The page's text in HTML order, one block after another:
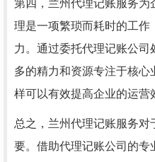
第四，兰州代理记账服务为
理是一项繁琐而耗时的工作
力。通过委托代理记账公
多的精力和资源专注于核
样可以有效提高企业的运营
总之，兰州代理记账服务
要。借助代理记账公司的专